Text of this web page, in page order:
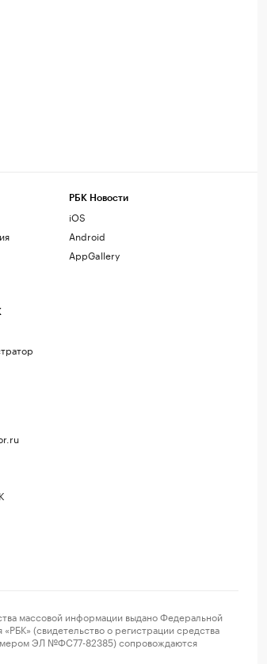
РБК Новости
iOS
Android
AppGallery
массовой информации выдано Федеральной
(свидетельство о регистрации средства
ЭЛ №ФС77-82385) сопровождаются